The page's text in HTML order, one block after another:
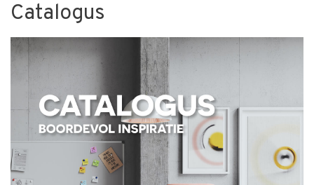
Catalogus